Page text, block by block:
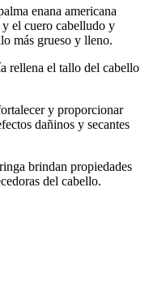
enana americana
el cuero cabelludo y
más grueso y lleno.
rellena el tallo del cabello
y proporcionar
dañinos y secantes
brindan propiedades
del cabello.